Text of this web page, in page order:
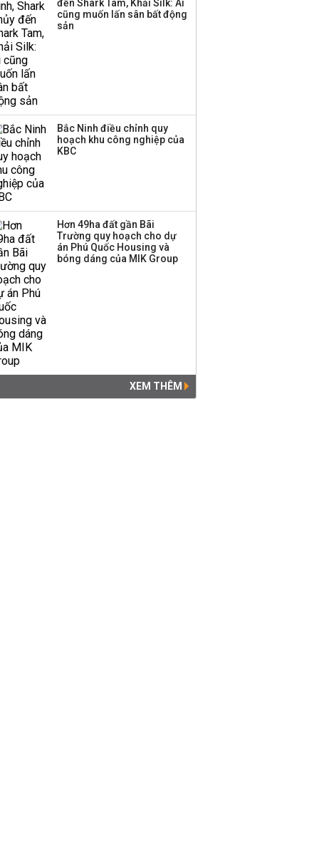
đến Shark Tam, Khải Silk: Ai
cũng muốn lấn sân bất động
sản
Bắc Ninh điều chỉnh quy
hoạch khu công nghiệp của
KBC
Hơn 49ha đất gần Bãi
Trường quy hoạch cho dự
án Phú Quốc Housing và
bóng dáng của MIK Group
XEM THÊM